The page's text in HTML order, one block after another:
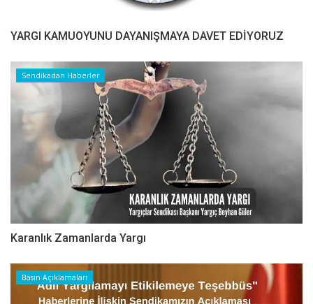
YARGI KAMUOYUNU DAYANIŞMAYA DAVET EDİYORUZ
Sendikadan Haberler
Karanlık Zamanlarda Yargı
Basın Açıklamaları